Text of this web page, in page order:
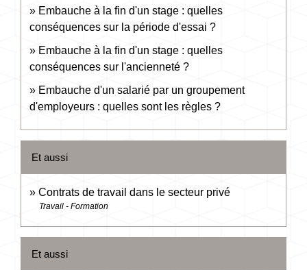
Embauche à la fin d'un stage : quelles
conséquences sur la période d'essai ?
Embauche à la fin d'un stage : quelles
conséquences sur l'ancienneté ?
Embauche d'un salarié par un groupement
d'employeurs : quelles sont les règles ?
Et aussi
Contrats de travail dans le secteur privé
Travail - Formation
Et aussi